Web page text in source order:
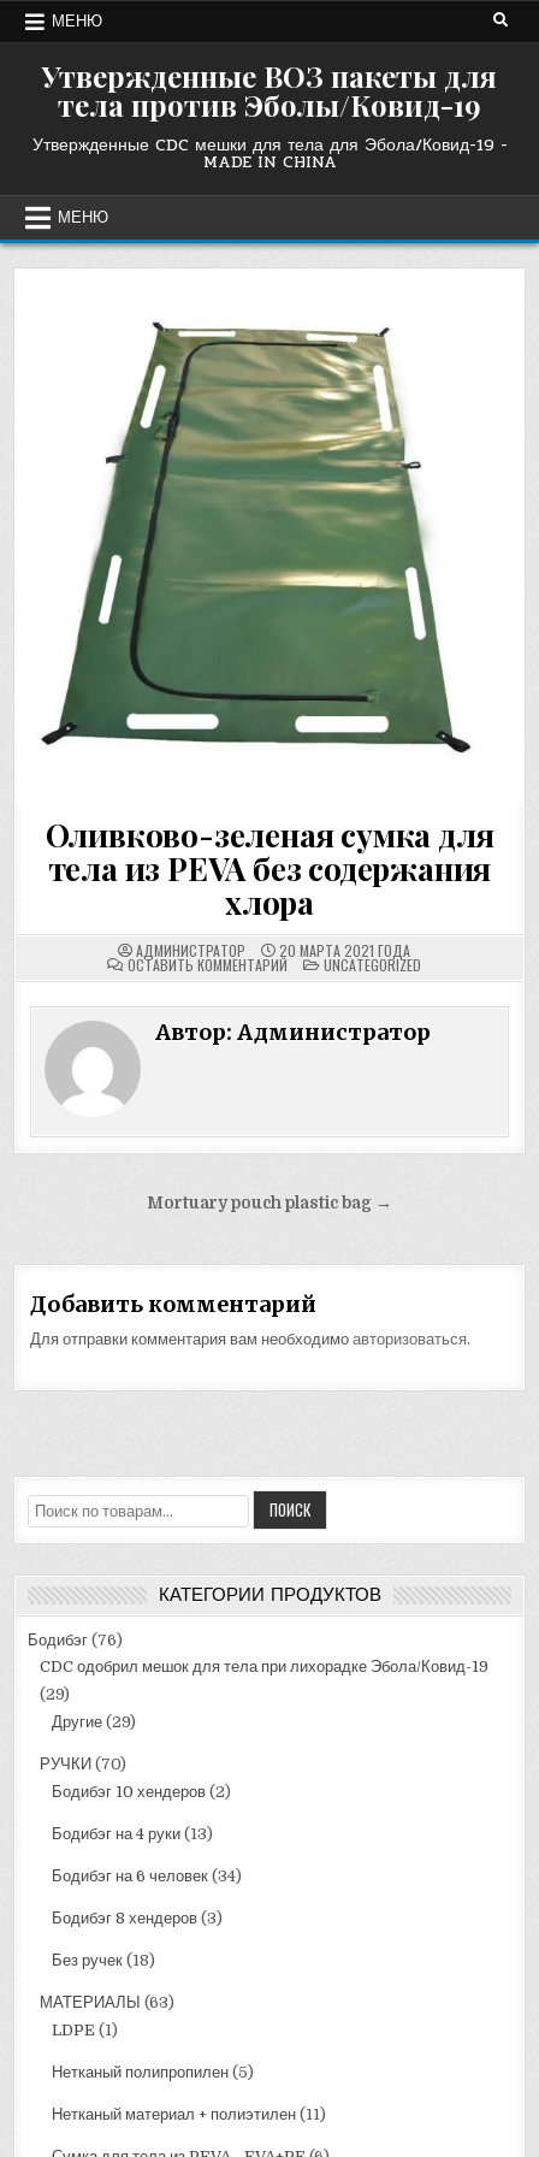
ПерейтиМЕНЮ
Утвержденные ВОЗ пакеты для
тела против Эболы/Ковид-19
Утвержденные CDC мешки для тела для Эбола/Ковид-19 -
MADE IN CHINA
МЕНЮ
Оливково-зеленая сумка для
тела из PEVA без содержания
хлора
АДМИНИСТРАТОР 20 МАРТА 2021 ГОДА
ОСТАВИТЬ КОММЕНТАРИЙНА
OLIVE
PEVA
FREE
ПОМЕЩЕНО
В
UNCATEGORIZED
Автор:Администратор
Навигация
записям
Mortuary pouch plastic bag →
Добавить комментарий
Для отправки комментария вам необходимоавторизоваться.
Искать: ПОИСК
КАТЕГОРИИ ПРОДУКТОВ
Бодибэг (76)
CDC одобрил мешок для тела при лихорадке Эбола/Ковид-19
(29)
Другие (29)
РУЧКИ (70)
Бодибэг 10 хендеров (2)
Бодибэг на 4 руки (13)
Бодибэг на 6 человек (34)
Бодибэг 8 хендеров (3)
Без ручек (18)
МАТЕРИАЛЫ (63)
LDPE (1)
Нетканый полипропилен (5)
Нетканый материал + полиэтилен (11)